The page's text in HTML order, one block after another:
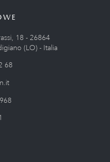
18 - 26864
(LO) - Italia
68